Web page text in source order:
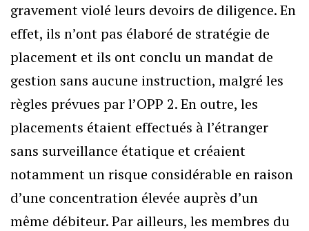
gravement violé leurs devoirs de diligence. En
effet, ils n’ont pas élaboré de stratégie de
placement et ils ont conclu un mandat de
gestion sans aucune instruction, malgré les
règles prévues par l’OPP 2. En outre, les
placements étaient effectués à l’étranger
sans surveillance étatique et créaient
notamment un risque considérable en raison
d’une concentration élevée auprès d’un
même débiteur. Par ailleurs, les membres du